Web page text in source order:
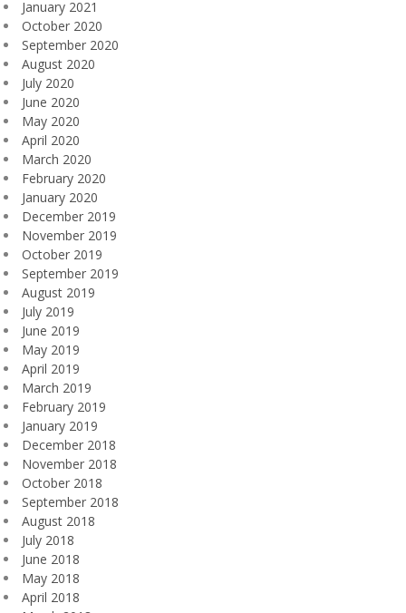
January 2021
October 2020
September 2020
August 2020
July 2020
June 2020
May 2020
April 2020
March 2020
February 2020
January 2020
December 2019
November 2019
October 2019
September 2019
August 2019
July 2019
June 2019
May 2019
April 2019
March 2019
February 2019
January 2019
December 2018
November 2018
October 2018
September 2018
August 2018
July 2018
June 2018
May 2018
April 2018